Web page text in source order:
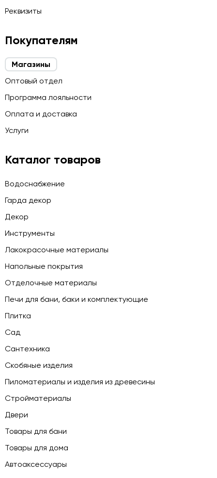
Реквизиты
Покупателям
Магазины
Оптовый отдел
Программа лояльности
Оплата и доставка
Услуги
Каталог товаров
Водоснабжение
Гарда декор
Декор
Инструменты
Лакокрасочные материалы
Напольные покрытия
Отделочные материалы
Печи для бани, баки и комплектующие
Плитка
Сад
Сантехника
Скобяные изделия
Пиломатериалы и изделия из древесины
Стройматериалы
Двери
Товары для бани
Товары для дома
Автоаксессуары